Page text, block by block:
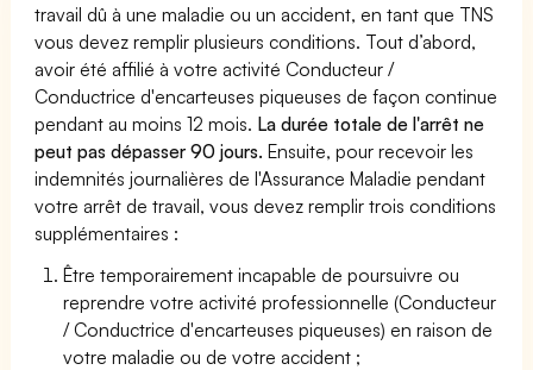
travail dû à une maladie ou un accident, en tant que TNS
vous devez remplir plusieurs conditions. Tout d’abord,
avoir été affilié à votre activité Conducteur /
Conductrice d'encarteuses piqueuses de façon continue
pendant au moins 12 mois. La durée totale de l'arrêt ne
peut pas dépasser 90 jours. Ensuite, pour recevoir les
indemnités journalières de l'Assurance Maladie pendant
votre arrêt de travail, vous devez remplir trois conditions
supplémentaires :
Être temporairement incapable de poursuivre ou
reprendre votre activité professionnelle (Conducteur
/ Conductrice d'encarteuses piqueuses) en raison de
votre maladie ou de votre accident ;